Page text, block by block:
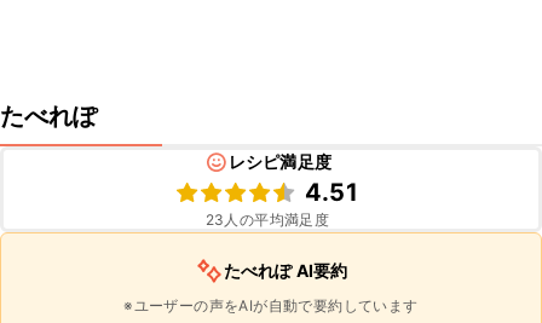
たべれぽ
レシピ満足度
4.51
23 人の平均満足度
たべれぽ AI要約
※ユーザーの声をAIが自動で要約しています